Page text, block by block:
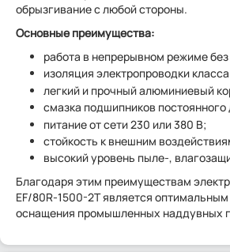
обрызгивание с любой стороны.
Основные преимущества:
работа в непрерывном режиме
изоляция электропроводки класса
легкий и прочный алюминиевый
смазка подшипников постоянного
питание от сети 230 или 380 В;
стойкость к внешним
высокий уровень пыле-,
Благодаря этим преимуществам
EF/80R-1500-2T является
оснащения промышленных наддувных